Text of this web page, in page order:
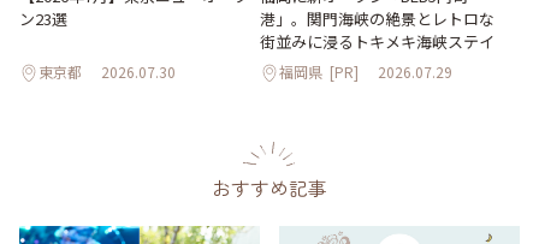
ン23選
東京都 2026.07.30
港」。関門海峡の絶景とレトロな
街並みに浸るトキメキ海峡ステイ
福岡県 [PR] 2026.07.29
おすすめ記事